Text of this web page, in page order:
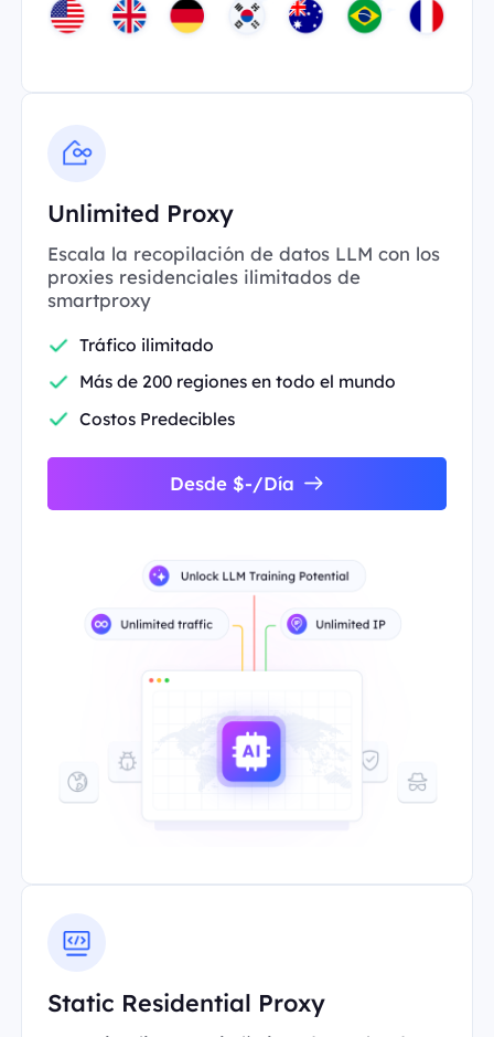
Unlimited Proxy
Escala la recopilación de datos LLM con los
proxies residenciales ilimitados de
smartproxy
Tráfico ilimitado
Más de 200 regiones en todo el mundo
Costos Predecibles
Desde $-/Día
Static Residential Proxy